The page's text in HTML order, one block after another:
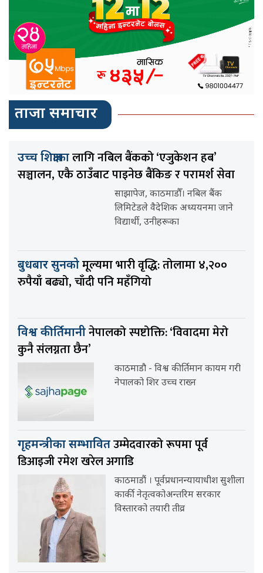
ताजा समाचार
उच्च शिक्षाकालागि नबिल बैंकको ‘एजुकेशन हब’
सञ्चालन, एकै ठाउँबाट पाइनेछ बैंकिङ र परामर्श सेवा
साझापेज, काठमाडौँ। नबिल बैंक
लिमिटेडले वैदेशिक अध्ययनमा जाने
विद्यार्थी, उनीहरूका
बुधबार सुनकोमूल्यमा भारी वृद्धि: तोलामा ४,२००
रुपैयाँ बढ्यो, चाँदी पनि महँगियो
विश्व कीर्तिमानीनेपालको स्पष्टोक्ति: ‘विवादमा मेरो
कुनै संलग्नता छैन’
काठमाडौ - विश्व कीर्तिमान कायम गरी
नेपालको शिर उच्च राख्न
गृहमन्त्रीका सम्भावितउम्मेदवारको रूपमा पूर्व
डिआइजी रमेश खरेल अगाडि
काठमाडौं । पूर्वप्रधानन्यायाधीश सुशीला
कार्की नेतृत्वकोअन्तरिम सरकार
विस्तारको तयारी तीव्र